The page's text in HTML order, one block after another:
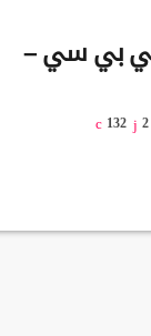
بي بي سي –
132 2